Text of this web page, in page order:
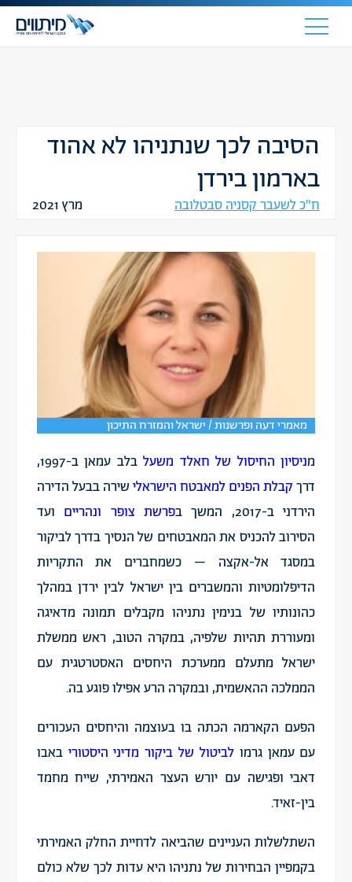
הסיבה לכך שנתניהו לא אהוד
בארמון בירדן
ח"כ לשעבר קסניה סבטלובה מרץ 2021
מאמרי דעה ופרשנות / ישראל והמזרח התיכון
מניסיון החיסול של חאלד משעל
בלב עמאן ב-1997,
דרך קבלת הפנים למאבטח הישראלי שירה בבעל הדירה
הירדני ב-2017, המשך ב
פרשת צופר ונהריים ועד
הסירובלהכניס את המאבטחים של הנסיך בדרך לביקור
במסגד אל-אקצה – כשמחברים את התקריות
הדיפלומטיות והמשברים בין ישראל לבין ירדן במהלך
כהונותיו של בנימין נתניהו מקבלים תמונה מדאיגה
ומעוררת תהיות שלפיה, במקרה הטוב, ראש ממשלת
ישראל מתעלם ממערכת היחסים האסטרטגית עם
הממלכה ההאשמית, ובמקרה הרע אפילו פוגע בה.
הפעם הקארמה הכתה בו בעוצמה והיחסים העכורים
עם עמאן גרמולביטול של ביקור מדיני היסטורי באבו
דאבי ופגישה עם יורש העצר האמירתי, שייח מחמד
בין-זאיד.
השתלשלות העניינים שהביאה לדחיית החלק האמירתי
בקמפיין הבחירות של נתניהו היא עדות לכך שלא כולם